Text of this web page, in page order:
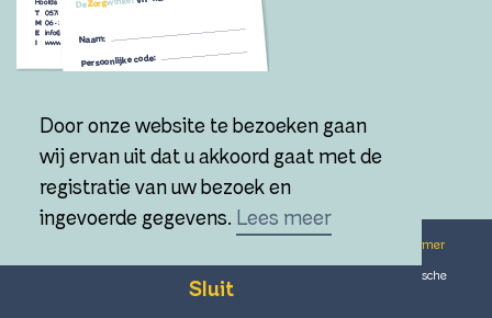
Door onze website te bezoeken gaan
wij ervan uit dat u akkoord gaat met de
registratie van uw bezoek en
ingevoerde gegevens. Lees meer
Sluit
Ik wil VIP worden!
Disclaimer
Technische